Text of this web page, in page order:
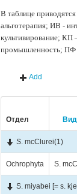
В таблице
альготерапия; ИВ -
культивирование;
промышленность; ПФ -
Add
Отдел
S. mcClurei(1)
Ochrophyta S.
S. miyabei [= s.